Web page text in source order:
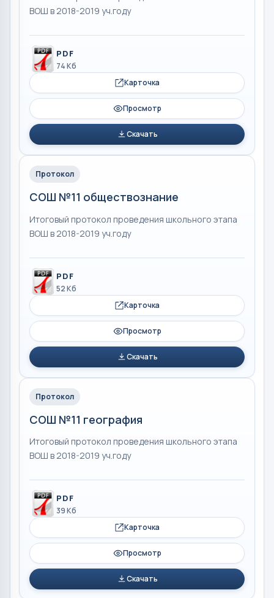
ВОШ в 2018-2019 уч.году
PDF
74 Кб
Карточка
Просмотр
Скачать
Протокол
СОШ №11 обществознание
Итоговый протокол проведения школьного этапа
ВОШ в 2018-2019 уч.году
PDF
52 Кб
Карточка
Просмотр
Скачать
Протокол
СОШ №11 география
Итоговый протокол проведения школьного этапа
ВОШ в 2018-2019 уч.году
PDF
39 Кб
Карточка
Просмотр
Скачать